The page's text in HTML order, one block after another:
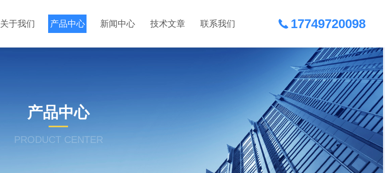
关于我们 产品中心 新闻中心 技术文章 联系我们 17749720098
产品中心
PRODUCT CENTER